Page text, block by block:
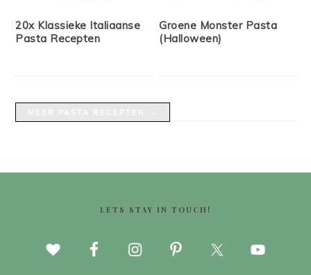
20x Klassieke Italiaanse
Pasta Recepten
Groene Monster Pasta
(Halloween)
LETS STAY IN TOUCH!